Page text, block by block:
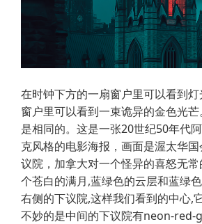
在时钟下方的一扇窗户里可以看到
窗户里可以看到一束诡异的金色光
是相同的。这是一张20世纪50年代
克风格的电影海报，画面是渥太华
议院，加拿大对一个怪异的喜怒无
个苍白的满月,蓝绿色的云层和蓝绿
右侧的下议院,这样我们看到的中心,
不妙的是中间的下议院有neon-red-